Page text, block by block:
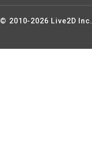
© 2010-2026 Live2D Inc.